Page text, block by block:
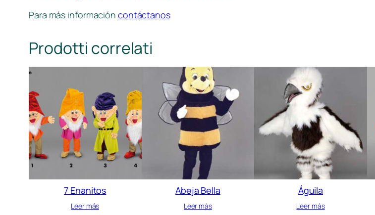
Para más información contáctanos
Prodotti correlati
7 Enanitos
Leer más
Abeja Bella
Leer más
Águila
Leer más